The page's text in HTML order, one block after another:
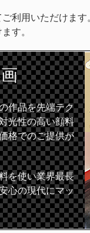
利用いただけま
す。
作品を先端テク
光性の高い顔料
格でのご提供が
を使い業界最長
心の現代にマッ